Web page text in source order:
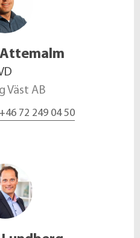
Attemalm
Väst AB
+46 72 249 04 50